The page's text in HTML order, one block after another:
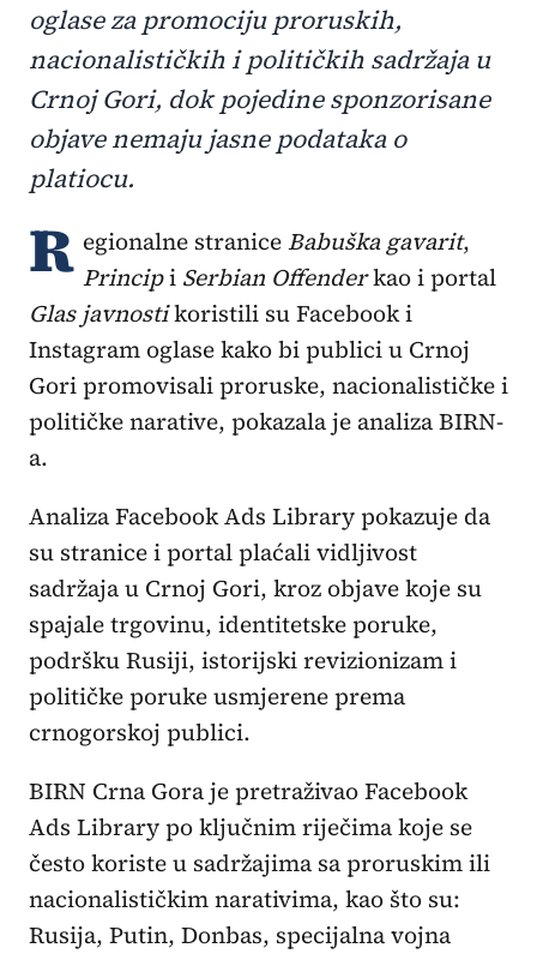
oglase za promociju proruskih,
nacionalističkih i političkih sadržaja u
Crnoj Gori, dok pojedine sponzorisane
objave nemaju jasne podataka o
platiocu.
R egionalne straniceBabuška gavarit,
Principi Serbian Offenderkao i portal
Glas javnostikoristili su Facebook i
Instagram oglase kako bi publici u Crnoj
Gori promovisali proruske, nacionalističke i
političke narative, pokazala je analiza BIRN-
a.
Analiza Facebook Ads Library pokazuje da
su stranice i portal plaćali vidljivost
sadržaja u Crnoj Gori, kroz objave koje su
spajale trgovinu, identitetske poruke,
podršku Rusiji, istorijski revizionizam i
političke poruke usmjerene prema
crnogorskoj publici.
BIRN Crna Gora je pretraživao Facebook
Ads Library po ključnim riječima koje se
često koriste u sadržajima sa proruskim ili
nacionalističkim narativima, kao što su:
Rusija, Putin, Donbas, specijalna vojna